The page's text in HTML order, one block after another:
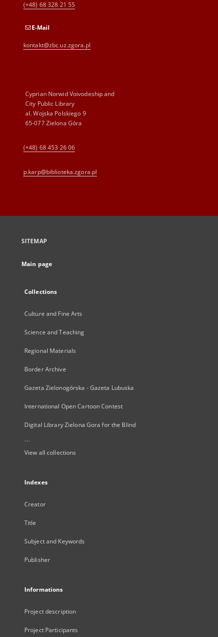
(+48) 68 328 21 55
E-Mail
kontakt@zbc.uz.zgora.pl
Cyprian Norwid Voivodeship and
City Public Library
al. Wojska Polskiego 9
65-077 Zielona Góra
(+48) 68 453 26 06
p.karp@biblioteka.zgora.pl
SITEMAP
Main page
Collections
Culture and Fine Arts
Science and Teaching
Regional Materials
Border Archive
Gazeta Zielonogórska - Gazeta Lubuska
International Open Cartoon Contest
Digital Library Zielona Gora for the Blind
...
View all collections
Indexes
Creator
Title
Subject and Keywords
Publisher
Informations
Project description
Project Participants